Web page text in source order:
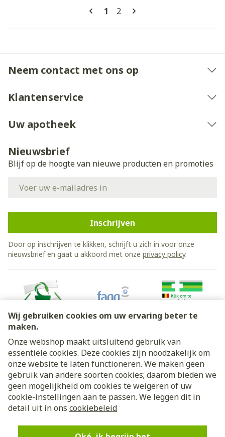
Wij gebruiken cookies om uw ervaring beter te
maken.
Onze webshop maakt uitsluitend gebruik van
essentiële cookies. Deze cookies zijn noodzakelijk om
onze website te laten functioneren. We maken geen
gebruik van andere soorten cookies; daarom bieden we
geen mogelijkheid om cookies te weigeren of uw
cookie-instellingen aan te passen. We leggen dit in
detail uit in ons cookiebeleid
Pagina's
U lees momenteel pagina
1 Pagina
2
Neem contact met ons op
Klantenservice
Uw apotheek
Nieuwsbrief
Blijf op de hoogte van nieuwe producten en promoties
Inschrijven
Door op inschrijven te klikken, schrijft u zich in voor onze
nieuwsbrief en gaat u akkoord met onze privacy policy.
Juridische links